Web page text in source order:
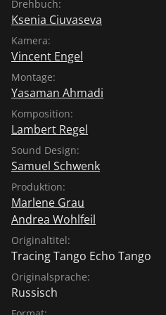
Drehbuch:
Ksenia Ciuvaseva
Kamera:
Vincent Engel
Montage:
Yasaman Ahmadi
Komposition:
Lambert Regel
Sound Design:
Samuel Schwenk
Produktion:
Marlene Grau
Andrea Wohlfeil
Originaltitel:
Tracing Tango Echo Tango
Originalsprache:
Russisch